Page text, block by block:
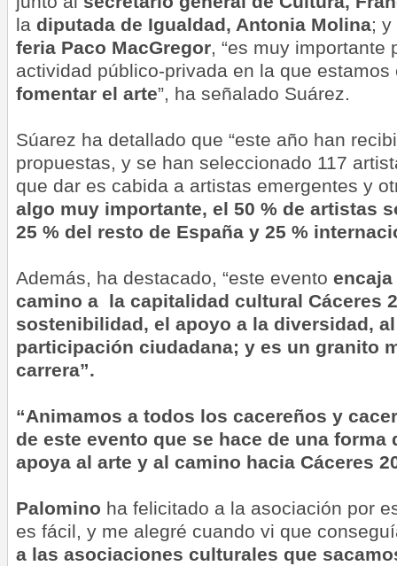
la diputada de Igualdad, Antonia Molina;
feria Paco MacGregor, “es muy importante
actividad público-privada en la que
fomentar el arte”, ha señalado Suárez.
Súarez ha detallado que “este año han
propuestas, y se han seleccionado 117
que dar es cabida a artistas emergentes y
algo muy importante, el 50 % de artistas
25 % del resto de España y 25 %
Además, ha destacado, “este evento
camino a la capitalidad cultural Cáceres
sostenibilidad, el apoyo a la diversidad,
participación ciudadana; y es un granito
carrera”.
“Animamos a todos los cacereños y
de este evento que se hace de una forma
apoya al arte y al camino hacia Cáceres
Palomino ha felicitado a la asociación por
es fácil, y me alegré cuando vi que
a las asociaciones culturales que